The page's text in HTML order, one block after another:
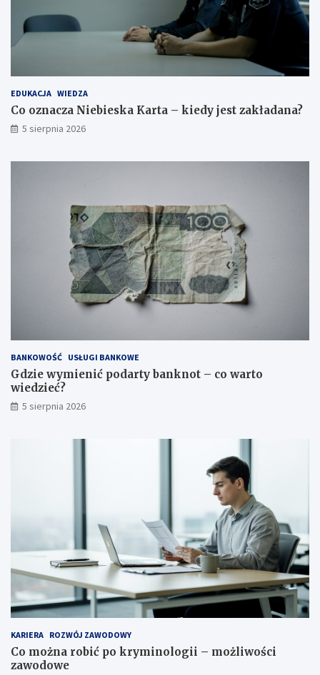
EDUKACJA WIEDZA
Co oznacza Niebieska Karta – kiedy jest zakładana?
5 sierpnia 2026
BANKOWOŚĆ USŁUGI BANKOWE
Gdzie wymienić podarty banknot – co warto
wiedzieć?
5 sierpnia 2026
KARIERA ROZWÓJ ZAWODOWY
Co można robić po kryminologii – możliwości
zawodowe